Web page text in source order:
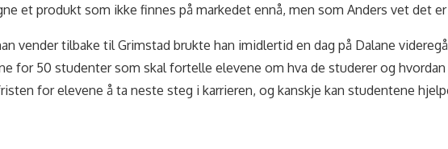
et produkt som ikke finnes på markedet ennå, men som Anders vet det
vender tilbake til Grimstad brukte han imidlertid en dag på Dalane
for 50 studenter som skal fortelle elevene om hva de studerer og
for elevene å ta neste steg i karrieren, og kanskje kan studentene